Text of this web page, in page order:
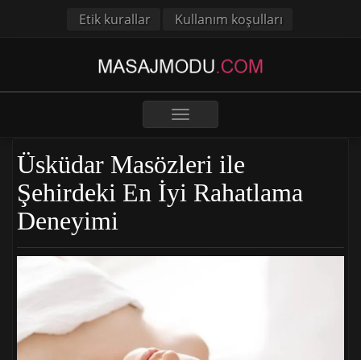
Etik kurallar Kullanım koşulları
Toggle
navigation
Üsküdar Masözleri ile
Şehirdeki En İyi Rahatlama
Deneyimi